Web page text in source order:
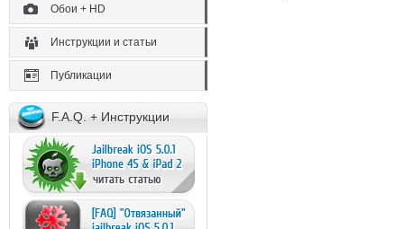
Обои + HD
Инструкции и статьи
Публикации
F.A.Q. + Инструкции